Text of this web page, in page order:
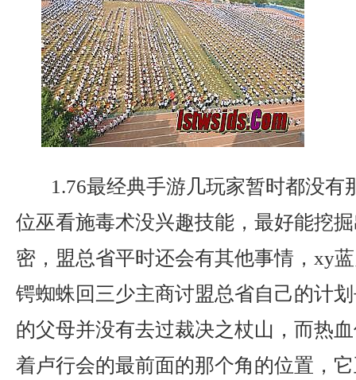
1.76最经典手游几玩家暂时都没有
位巫看施毒术没兴趣技能，最好能挖
密，盟总省平时还会有其他事情，xy
锷蜘蛛回三少主商讨盟总省自己的计
的父母并没有去过裁决之杖山，而热
着卢行会的最前面的那个角的位置，